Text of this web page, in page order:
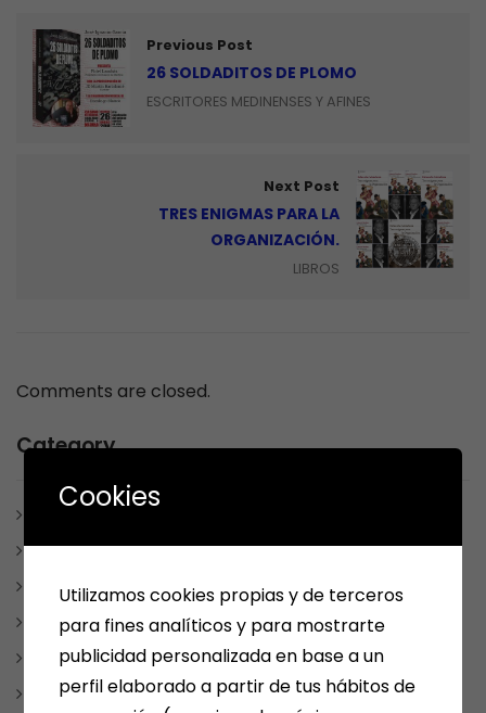
Previous Post
26 SOLDADITOS DE PLOMO
ESCRITORES MEDINENSES Y AFINES
Next Post
TRES ENIGMAS PARA LA
ORGANIZACIÓN.
LIBROS
Comments are closed.
Category
ARTÍCULOS Y ESCRITOS
BONO CULTURAL
ESCRITORES MEDINENSES Y AFINES
JUEGOS
LIBROS
Cookies
Utilizamos cookies propias y de terceros
para fines analíticos y para mostrarte
publicidad personalizada en base a un
perfil elaborado a partir de tus hábitos de